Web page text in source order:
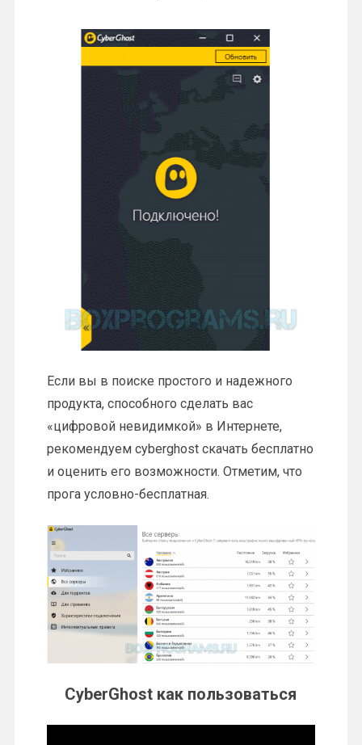
Если вы в поиске простого и надежного
продукта, способного сделать вас
«цифровой невидимкой» в Интернете,
рекомендуем cyberghost скачать бесплатно
и оценить его возможности. Отметим, что
прога условно-бесплатная.
CyberGhost как пользоваться